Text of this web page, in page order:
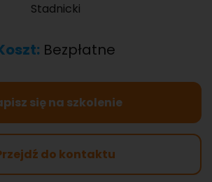
Stadnicki
Bezpłatne
się na szkolenie
do kontaktu